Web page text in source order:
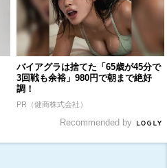
バイアグラは捨てた「65歳が45分で
3回戦も余裕」980円で朝まで絶好
調！
PR（健商株式会社）
Recommended by